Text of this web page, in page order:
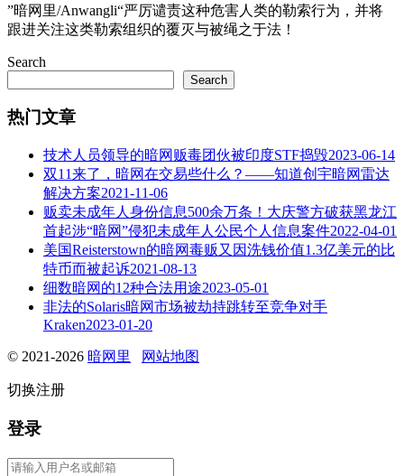
”暗网里/Anwangli“严厉谴责这种危害人类的勒索行为，并将
跟进关注这类勒索组织的覆灭与被绳之于法！
Search
Search
热门文章
技术人员领导的暗网贩毒团伙被印度STF捣毁2023-06-14
双11来了，暗网在交易些什么？——知道创宇暗网雷达
解决方案2021-11-06
贩卖未成年人身份信息500余万条！大庆警方破获黑龙江
首起涉“暗网”侵犯未成年人公民个人信息案件2022-04-01
美国Reisterstown的暗网毒贩又因洗钱价值1.3亿美元的比
特币而被起诉2021-08-13
细数暗网的12种合法用途2023-05-01
非法的Solaris暗网市场被劫持跳转至竞争对手
Kraken2023-01-20
© 2021-2026 暗网里 网站地图
切换注册
登录